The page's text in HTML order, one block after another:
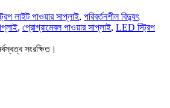
লাইট পাওয়ার সাপ্লাই, পরিবর্তনশীল বিদ্যুৎ
, প্রোগ্রামেবল পাওয়ার সাপ্লাই, LED স্ট্রিপ
সংরক্ষিত।